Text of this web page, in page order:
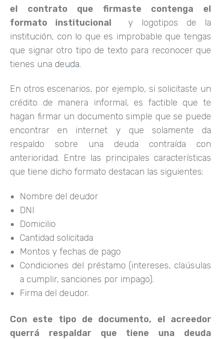
el contrato que firmaste contenga el
formato institucional
y logotipos de la
institución, con lo que es improbable que tengas
que signar otro tipo de texto para reconocer que
tienes una deuda.
En otros escenarios, por ejemplo, si solicitaste un
crédito de manera informal, es factible que te
hagan firmar un documento simple que se puede
encontrar en internet y que solamente da
respaldo sobre una deuda contraída con
anterioridad. Entre las principales características
que tiene dicho formato destacan las siguientes:
Nombre del deudor
DNI
Domicilio
Cantidad solicitada
Montos y fechas de pago
Condiciones del préstamo (intereses, claúsulas
a cumplir, sanciones por impago).
Firma del deudor.
Con este tipo de documento, el acreedor
querrá respaldar que tiene una deuda